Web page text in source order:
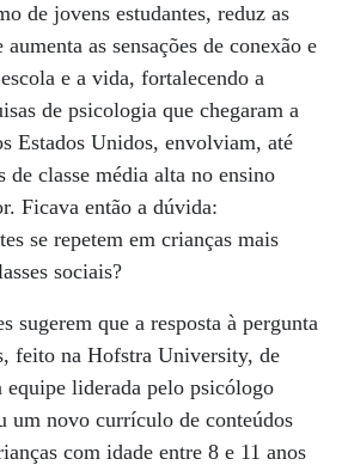
de jovens estudantes, reduz as
as sensações de conexão e
e a vida, fortalecendo a
de psicologia que chegaram a
Estados Unidos, envolviam, até
de classe média alta no ensino
Ficava então a dúvida:
se repetem em crianças mais
sociais?
sugerem que a resposta à pergunta
feito na Hofstra University, de
liderada pelo psicólogo
um novo currículo de conteúdos
com idade entre 8 e 11 anos